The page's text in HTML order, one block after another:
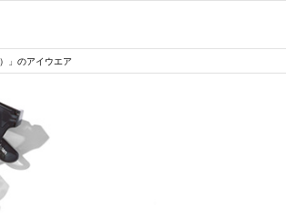
」のアイウエア